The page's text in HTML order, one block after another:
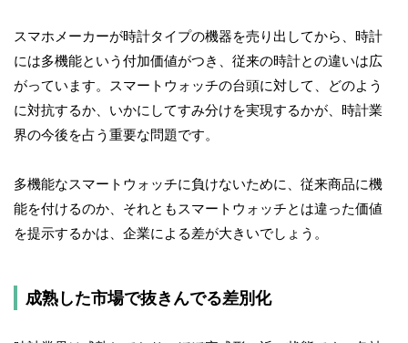
スマホメーカーが時計タイプの機器を売り出してから、時計
には多機能という付加価値がつき、従来の時計との違いは広
がっています。スマートウォッチの台頭に対して、どのよう
に対抗するか、いかにしてすみ分けを実現するかが、時計業
界の今後を占う重要な問題です。
多機能なスマートウォッチに負けないために、従来商品に機
能を付けるのか、それともスマートウォッチとは違った価値
を提示するかは、企業による差が大きいでしょう。
成熟した市場で抜きんでる差別化